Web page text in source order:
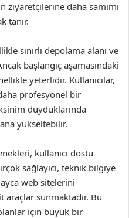
ziyaretçilerine daha samimi
tanır.
sınırlı depolama alanı ve
başlangıç aşamasındaki
yeterlidir. Kullanıcılar,
profesyonel bir
duyduklarında
yükseltebilir.
kullanıcı dostu
sağlayıcı, teknik bilgiye
web sitelerini
araçlar sunmaktadır. Bu
için büyük bir